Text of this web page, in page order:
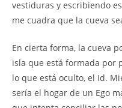
vestiduras y escribiendo
me cuadra que la cueva
En cierta forma, la cueva
isla que está formada por
lo que está oculto, el Id.
sería el hogar de un Ego